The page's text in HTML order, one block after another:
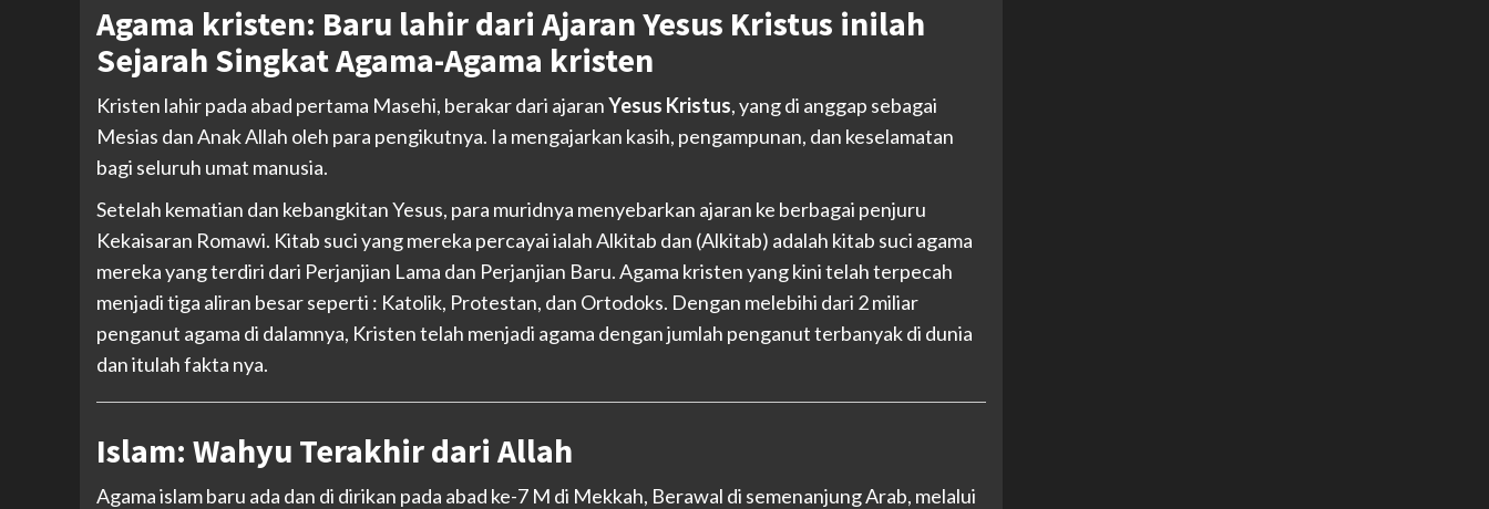
Agama kristen: Baru lahir dari Ajaran Yesus Kristus inilah
Sejarah Singkat Agama-Agama kristen
Kristen lahir pada abad pertama Masehi, berakar dari ajaranYesus Kristus, yang di anggap sebagai
Mesias dan Anak Allah oleh para pengikutnya. Ia mengajarkan kasih, pengampunan, dan keselamatan
bagi seluruh umat manusia.
Setelah kematian dan kebangkitan Yesus, para muridnya menyebarkan ajaran ke berbagai penjuru
Kekaisaran Romawi. Kitab suci yang mereka percayai ialah Alkitab dan (Alkitab) adalah kitab suci agama
mereka yang terdiri dari Perjanjian Lama dan Perjanjian Baru. Agama kristen yang kini telah terpecah
menjadi tiga aliran besar seperti : Katolik, Protestan, dan Ortodoks. Dengan melebihi dari 2 miliar
penganut agama di dalamnya, Kristen telah menjadi agama dengan jumlah penganut terbanyak di dunia
dan itulah fakta nya.
Islam: Wahyu Terakhir dari Allah
Agama islam baru ada dan di dirikan pada abad ke-7 M di Mekkah, Berawal di semenanjung Arab, melalui